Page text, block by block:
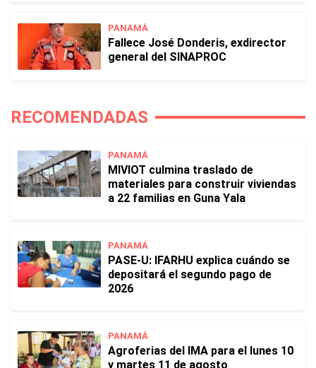
PANAMÁ
Fallece José Donderis, exdirector
general del SINAPROC
RECOMENDADAS
PANAMÁ
MIVIOT culmina traslado de
materiales para construir viviendas
a 22 familias en Guna Yala
PANAMÁ
PASE-U: IFARHU explica cuándo se
depositará el segundo pago de
2026
PANAMÁ
Agroferias del IMA para el lunes 10
y martes 11 de agosto